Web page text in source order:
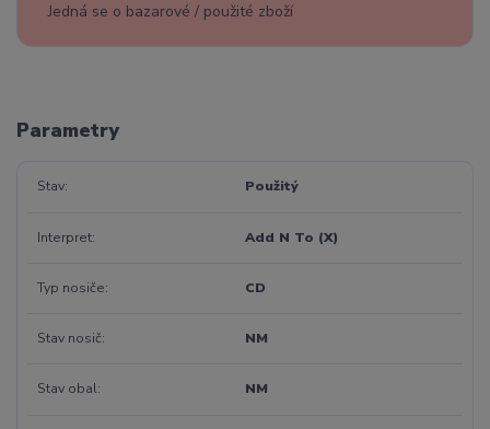
Jedná se o bazarové / použité zboží
Parametry
Stav Použitý
Interpret Add N To (X)
Typ nosiče CD
Stav nosič NM
Stav obal NM